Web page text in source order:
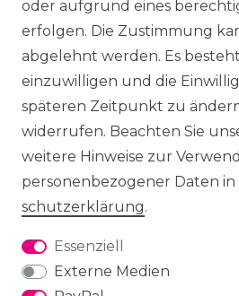
oder aufgrund eines
erfolgen. Die Zustimmung
abgelehnt werden. Es
einzuwilligen und die
späteren Zeitpunkt zu
widerrufen. Beachten Sie
weitere Hinweise zur
personenbezogener Daten
schutz­erklärung.
Essenziell
Externe Medien